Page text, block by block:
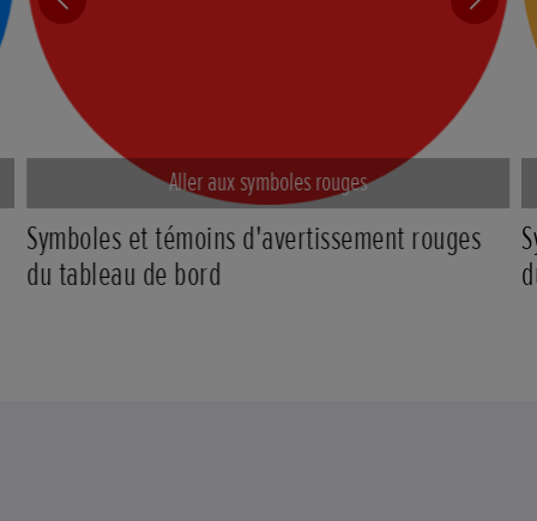
Aller aux symboles rouges
Symboles et témoins d'avertissement rouges
du tableau de bord